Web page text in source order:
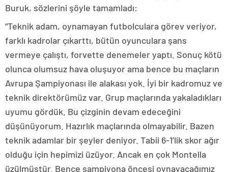
Buruk, sözlerini şöyle tamamladı:
“Teknik adam, oynamayan futbolculara görev veriyor,
farklı kadrolar çıkarttı, bütün oyunculara şans
vermeye çalıştı, forvette denemeler yaptı. Sonuç kötü
olunca olumsuz hava oluşuyor ama bence bu maçların
Avrupa Şampiyonası ile alakası yok. İyi bir kadromuz ve
teknik direktörümüz var. Grup maçlarında yakaladıkları
uyumu gördük. Bu çizginin devam edeceğini
düşünüyorum. Hazırlık maçlarında olmayabilir. Bazen
teknik adamlar bir şeyler deniyor. Tabii 6-1’lik skor ağır
olduğu için hepimizi üzüyor. Ancak en çok Montella
üzülmüştür. Bence şampiyona öncesi oynayacağımız